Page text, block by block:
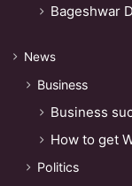
Bageshwar
News
Business
Business
How to get
Politics